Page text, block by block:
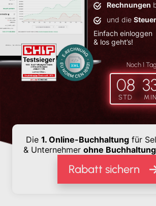
Rechnungen
und die
Einfach einloggen
& los geht’s!
Noch1
08
STD MIN
Die 1. Online-Buchhaltung für
& Unternehmer ohne
Rabatt sichern